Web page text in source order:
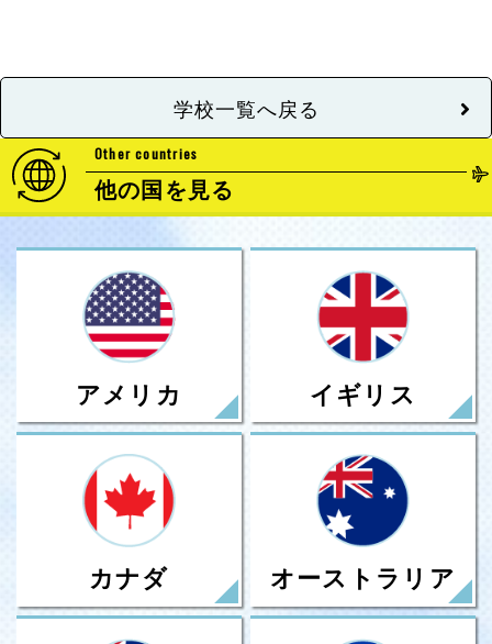
学校一覧へ戻る
Other countries
他の国を見る
アメリカ イギリス
カナダ オーストラリア